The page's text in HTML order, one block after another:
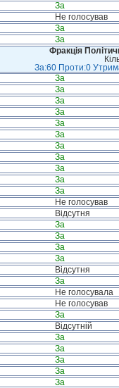
За
Не голосував
За
За
Фракція
За:60 Проти:0
За
За
За
За
За
За
За
За
За
За
За
Не голосував
Відсутня
За
За
За
За
Відсутня
За
Не голосувала
Не голосував
За
Відсутній
За
За
За
За
За